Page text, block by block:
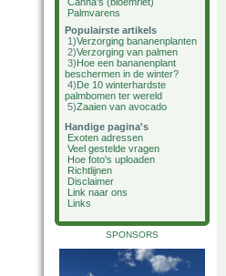
Palmvarens
Populairste artikels
1)Verzorging bananenplanten
2)Verzorging van palmen
3)Hoe een bananenplant
beschermen in de winter?
4)De 10 winterhardste
palmbomen ter wereld
5)Zaaien van avocado
Handige pagina's
Exoten adressen
Veel gestelde vragen
Hoe foto's uploaden
Richtlijnen
Disclaimer
Link naar ons
Links
SPONSORS